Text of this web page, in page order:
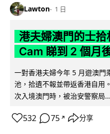
Lawton 1 日
港夫婦澳門的士
Cam 睇到 2 個月
一對香港夫婦今年 5 月遊澳門
池，拾遺不報並帶返香港自用
次入境澳門時，被治安警察局...
532 75 ↗ 分享